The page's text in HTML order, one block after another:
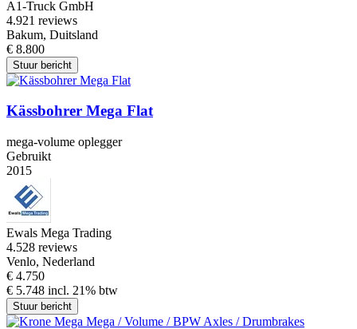
A1-Truck GmbH
4.921 reviews
Bakum, Duitsland
€ 8.800
Stuur bericht
Kässbohrer Mega Flat
mega-volume oplegger
Gebruikt
2015
Ewals Mega Trading
4.528 reviews
Venlo, Nederland
€ 4.750
€ 5.748 incl. 21% btw
Stuur bericht